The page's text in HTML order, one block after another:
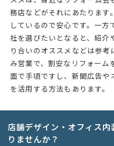
務店などがそれにあたります
しているので安心です。一
社を選びたいとなると、紹介
り合いのオススメなどは参
み営業で、割安なリフォーム
面で手頃ですし、新聞広告や
を活用する方法もあります。
店舗デザイン・オフィス
りませんか？